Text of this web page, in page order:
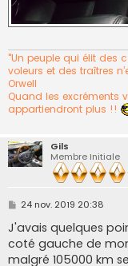
"Un peuple qui élit des
voleurs et des traîtres
Orwell
Quand les excréments
appartiendront plus !!
Gils
Membre Initiale
M
s
s
a
g
24 nov. 2019 20:38
J'avais quelques
coté gauche de
malgré 105000 km